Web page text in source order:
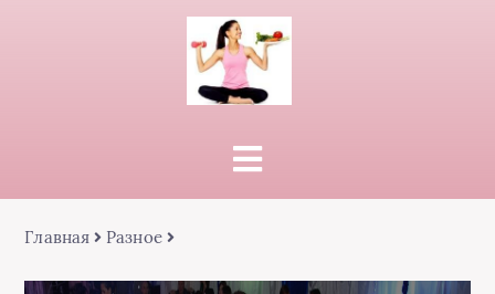
Главная Разное